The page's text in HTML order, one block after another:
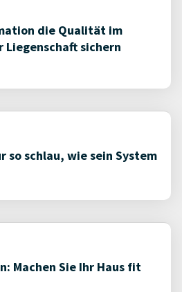
die Qualität im
Liegenschaft sichern
so schlau, wie sein System
Machen Sie Ihr Haus fit